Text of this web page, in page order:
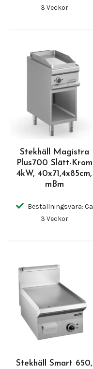
3 Veckor
Stekhäll Magistra
Plus700 Slätt-Krom
4kW, 40x71,4x85cm,
mBm
Beställningsvara: Ca
3 Veckor
Stekhäll Smart 650,